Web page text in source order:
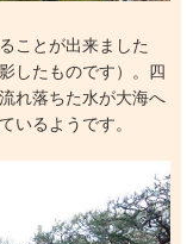
ことが出来ました
したものです）。四
れ落ちた水が大海へ
いるようです。